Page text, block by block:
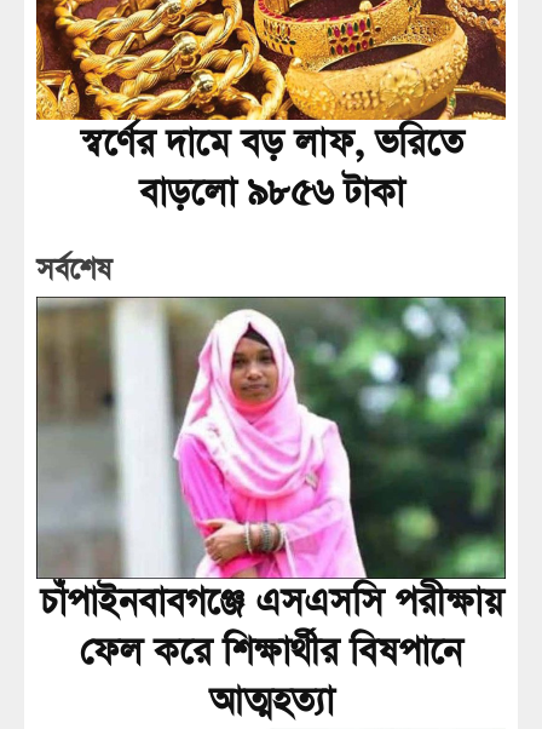
স্বর্ণের দামে বড় লাফ, ভরিতে
বাড়লো ৯৮৫৬ টাকা
সর্বশেষ
চাঁপাইনবাবগঞ্জে এসএসসি পরীক্ষায়
ফেল করে শিক্ষার্থীর বিষপানে
আত্মহত্যা